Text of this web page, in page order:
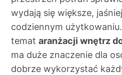
wydają się większe,
codziennym użytkowaniu.
temataranżacji wnętrz
ma duże znaczenie dla
dobrze wykorzystać